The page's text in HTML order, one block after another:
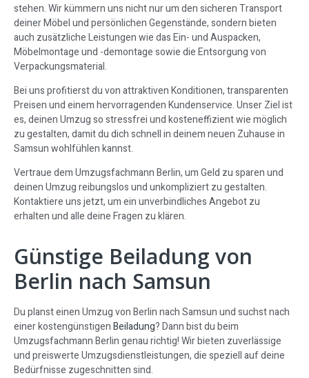
stehen. Wir kümmern uns nicht nur um den sicheren Transport
deiner Möbel und persönlichen Gegenstände, sondern bieten
auch zusätzliche Leistungen wie das Ein- und Auspacken,
Möbelmontage und -demontage sowie die Entsorgung von
Verpackungsmaterial.
Bei uns profitierst du von attraktiven Konditionen, transparenten
Preisen und einem hervorragenden Kundenservice. Unser Ziel ist
es, deinen Umzug so stressfrei und kosteneffizient wie möglich
zu gestalten, damit du dich schnell in deinem neuen Zuhause in
Samsun wohlfühlen kannst.
Vertraue dem Umzugsfachmann Berlin, um Geld zu sparen und
deinen Umzug reibungslos und unkompliziert zu gestalten.
Kontaktiere uns jetzt, um ein unverbindliches Angebot zu
erhalten und alle deine Fragen zu klären.
Günstige Beiladung von
Berlin nach Samsun
Du planst einen Umzug von Berlin nach Samsun und suchst nach
einer kostengünstigenBeiladung? Dann bist du beim
Umzugsfachmann Berlin genau richtig! Wir bieten zuverlässige
und preiswerte Umzugsdienstleistungen, die speziell auf deine
Bedürfnisse zugeschnitten sind.